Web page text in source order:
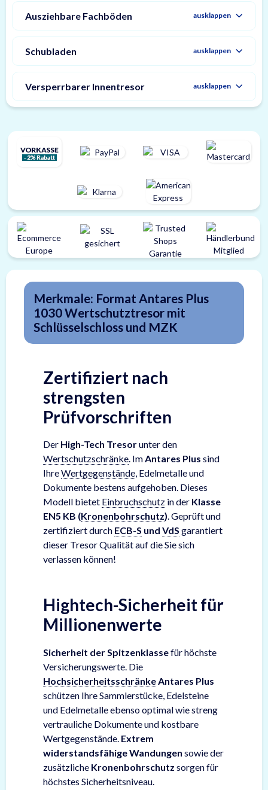
Ausziehbare Fachböden ausklappen
Schubladen ausklappen
Versperrbarer Innentresor ausklappen
Merkmale: Format Antares Plus
1030 Wertschutztresor mit
Schlüsselschloss und MZK
Zertifiziert nach
strengsten
Prüfvorschriften
Der High-Tech Tresorunter den
Wertschutzschränke. ImAntares Plus sind
IhreWertgegenstände, Edelmetalle und
Dokumente bestens aufgehoben. Dieses
Modell bietet Einbruchschutz in der Klasse
EN5 KB (Kronenbohrschutz). Geprüft und
zertifiziert durch ECB-S und VdS garantiert
dieser Tresor Qualität auf die Sie sich
verlassen können!
Hightech-Sicherheit für
Millionenwerte
Sicherheit der Spitzenklassefür höchste
Versicherungswerte. Die
Hochsicherheitsschränke Antares Plus
schützen Ihre Sammlerstücke, Edelsteine
und Edelmetalle ebenso optimal wie streng
vertrauliche Dokumente und kostbare
Wertgegenstände. Extrem
widerstandsfähige Wandungen sowie der
zusätzliche Kronenbohrschutz sorgen für
höchstes Sicherheitsniveau.